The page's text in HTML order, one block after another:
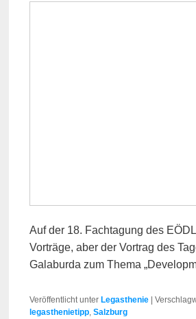
Auf der 18. Fachtagung des
Vorträge, aber der Vortrag des
Galaburda zum Thema
Veröffentlicht unter Legasthenie |
legasthenietipp, Salzburg